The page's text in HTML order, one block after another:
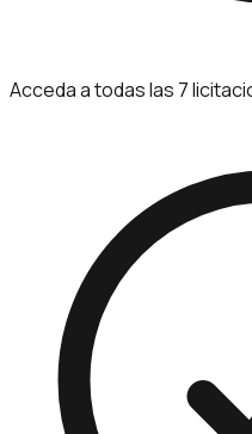
Acceda a todas las 7